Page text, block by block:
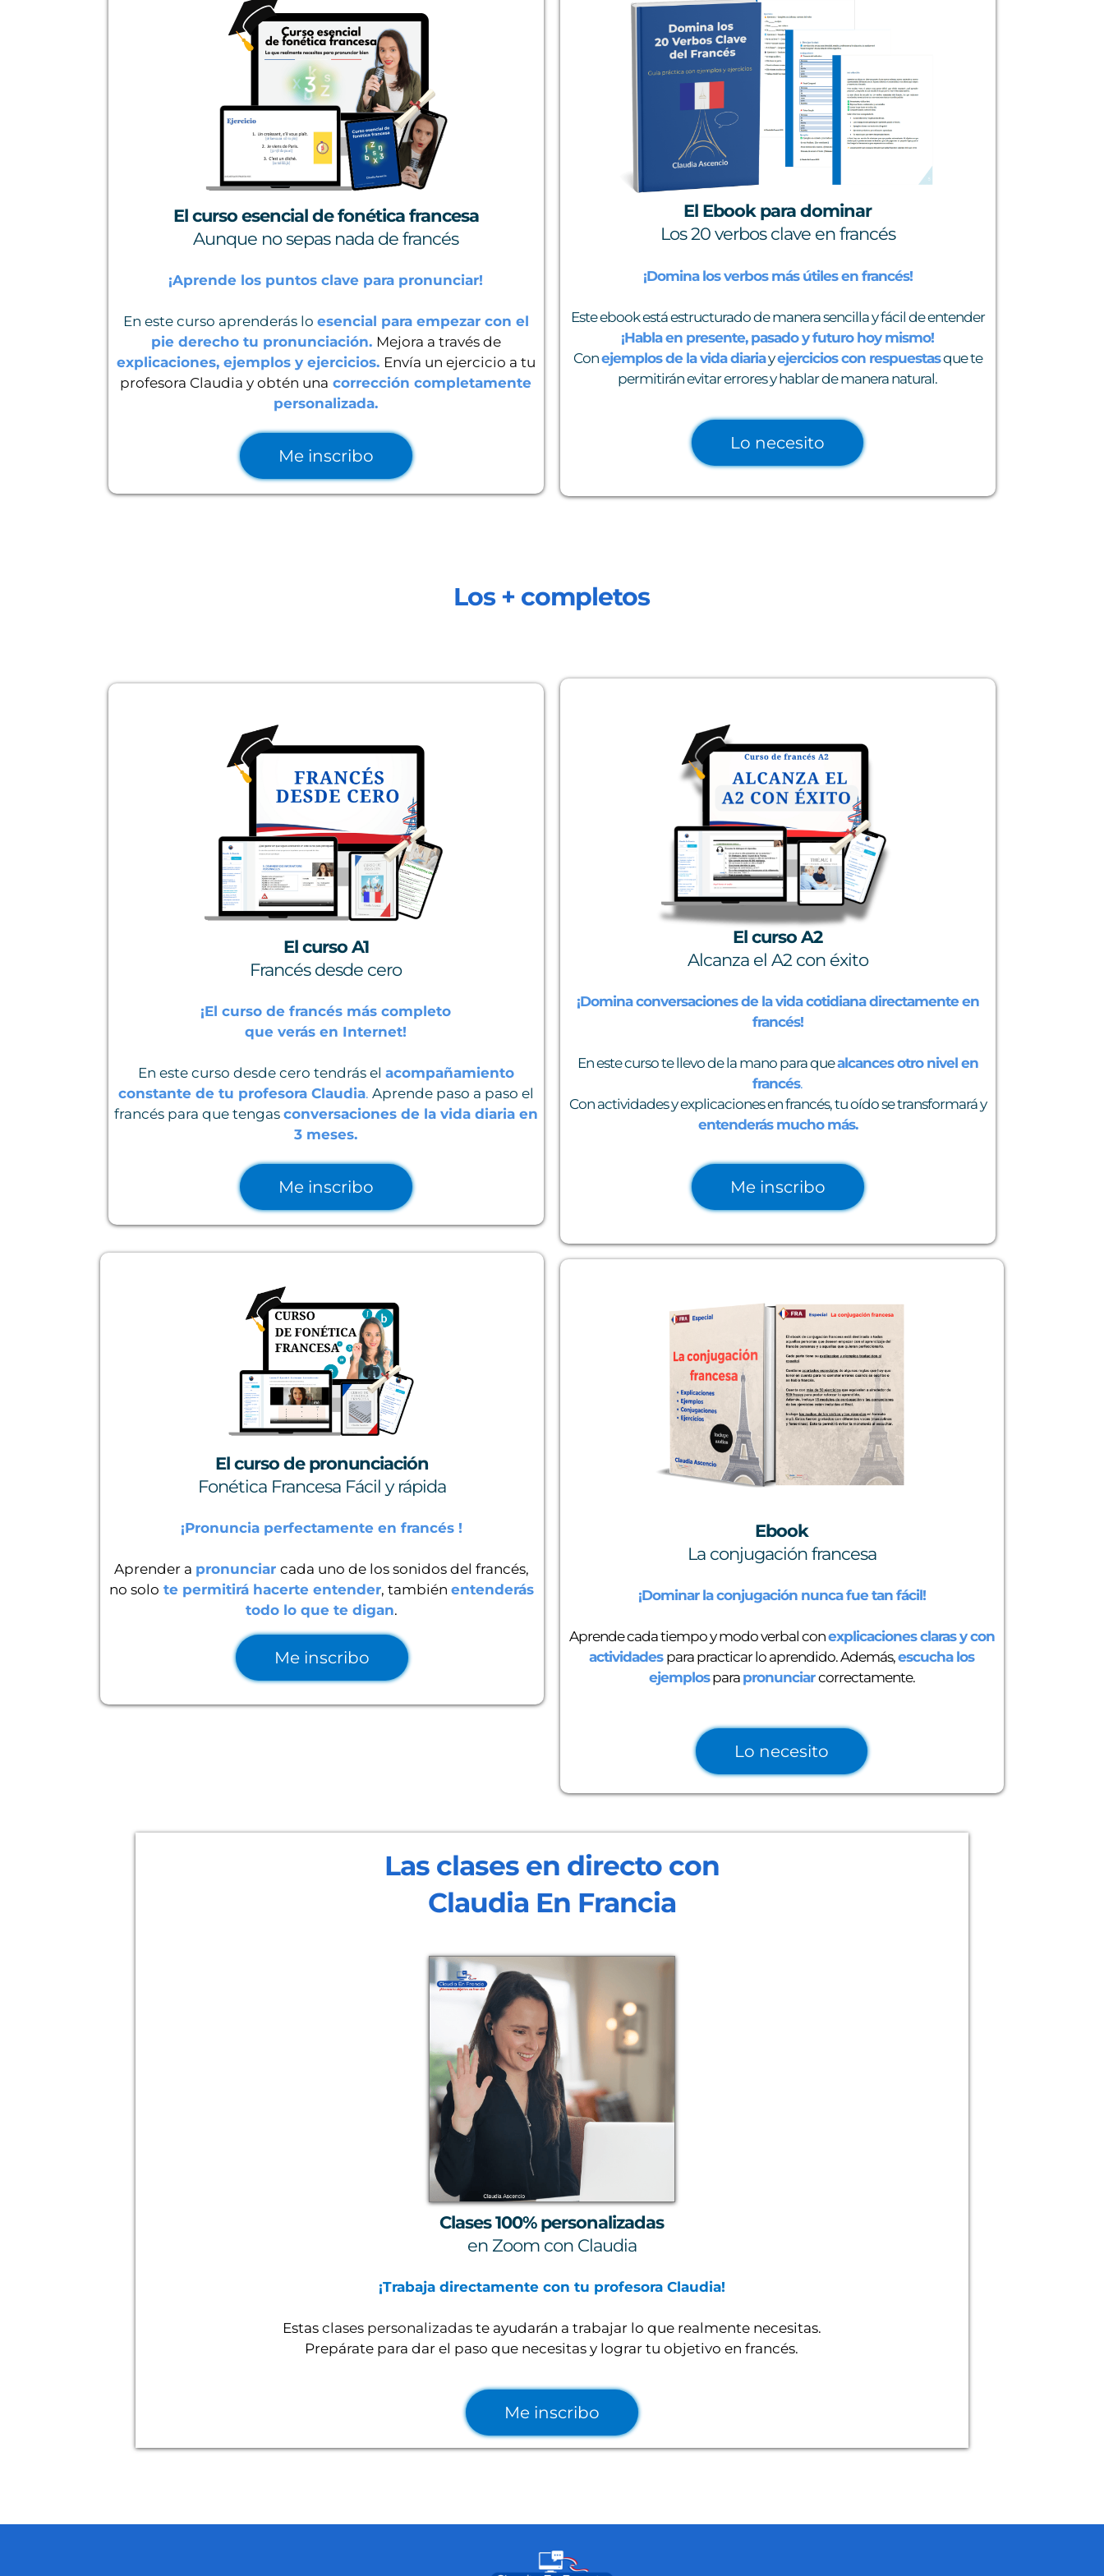
El curso esencial de fonética francesa
Aunque no sepas nada de francés
¡Aprende los puntos clave para pronunciar!
En este curso aprenderás lo esencial para empezar con el
pie derecho tu pronunciación. Mejora a través de
explicaciones, ejemplos y ejercicios. Envía un ejercicio a tu
profesora Claudia y obtén una corrección completamente
personalizada.
Me inscribo
El Ebook para dominar
Los 20 verbos clave en francés
¡Domina los verbos más útiles en francés!
Este ebook está estructurado de manera sencilla y fácil de entender
¡Habla en presente, pasado y futuro hoy mismo!
Conejemplos de la vida diariayejercicios con respuestasque te
permitirán evitar errores y hablar de manera natural.
Lo necesito
Los + completos
El curso A1
Francés desde cero
¡El curso de francés más completo
que verás en Internet!
En este curso desde cero tendrás el acompañamiento
constante de tu profesora Claudia. Aprende paso a paso el
francés para que tengas conversaciones de la vida diaria en
3 meses.
Me inscribo
El curso A2
Alcanza el A2 con éxito
¡Domina conversaciones de la vida cotidiana directamente en
francés!
En este curso te llevo de la mano para quealcances otro nivel en
francés.
Con actividades y explicaciones en francés, tu oído se transformará y
entenderás mucho más.
Me inscribo
El curso de pronunciación
Fonética Francesa Fácil y rápida
¡Pronuncia perfectamente en francés !
Aprender a pronunciarcada uno de los sonidos del francés,
no solo te permitirá hacerte entender, tambiénentenderás
todo lo que te digan.
Me inscribo
Ebook
La conjugación francesa
¡Dominar la conjugación nunca fue tan fácil!
Aprende cada tiempo y modo verbal conexplicaciones claras y con
actividades para practicar lo aprendido. Además,escucha los
ejemplospara pronunciarcorrectamente.
Lo necesito
Las clases en directo con
Claudia En Francia
Clases 100% personalizadas
en Zoom con Claudia
¡Trabaja directamente con tu profesora Claudia!
Estas clases personalizadaste ayudarán a trabajar lo que realmente necesitas.
Prepárate para dar el paso que necesitas y lograr tu objetivo en francés.
Me inscribo